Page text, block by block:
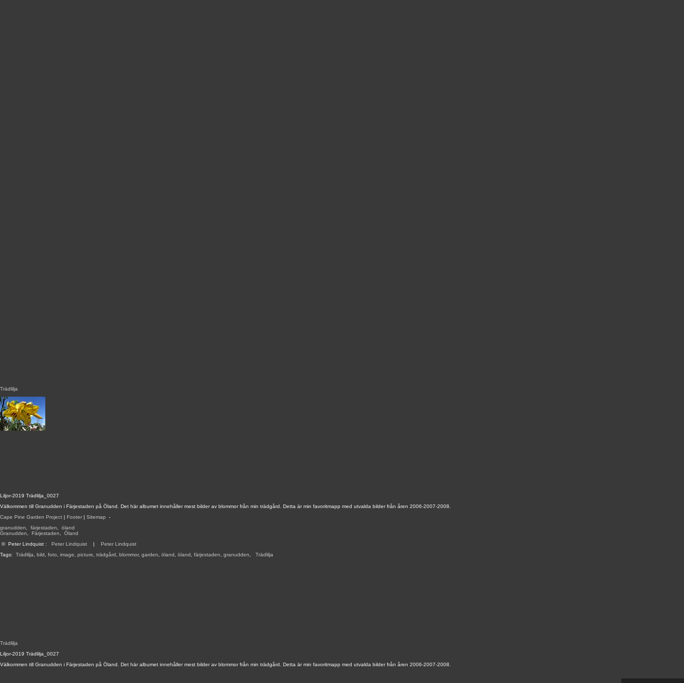
Liljor-2019 Trädlilja_0027
Välkommen till Granudden i Färjestaden på Öland. Det här albumet innehåller mest bilder av blommor från min trädgård. Detta är min favoritmapp med utvalda bilder från åren 2006-2007-2008.
Cape Pine Garden Project | Footer | Sitemap -
granudden
färjestaden
öland
Granudden
Färjestaden
Öland
© Peter Lindquist : Peter Lindquist | Peter Lindquist
Tags: Trädlilja bild foto image picture trädgård blommor, garden öland öland färjestaden granudden Trädlilja
Trädlilja
Trädlilja
Liljor-2019 Trädlilja_0027
Välkommen till Granudden i Färjestaden på Öland. Det här albumet innehåller mest bilder av blommor från min trädgård. Detta är min favoritmapp med utvalda bilder från åren 2006-2007-2008.